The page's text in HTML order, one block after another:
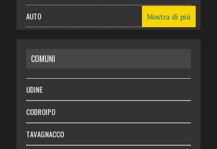
AUTO
RISPARMIO
SALUTE
Necrologie
Chi siamo
Mostra di più
COMUNI
UDINE
CODROIPO
TAVAGNACCO